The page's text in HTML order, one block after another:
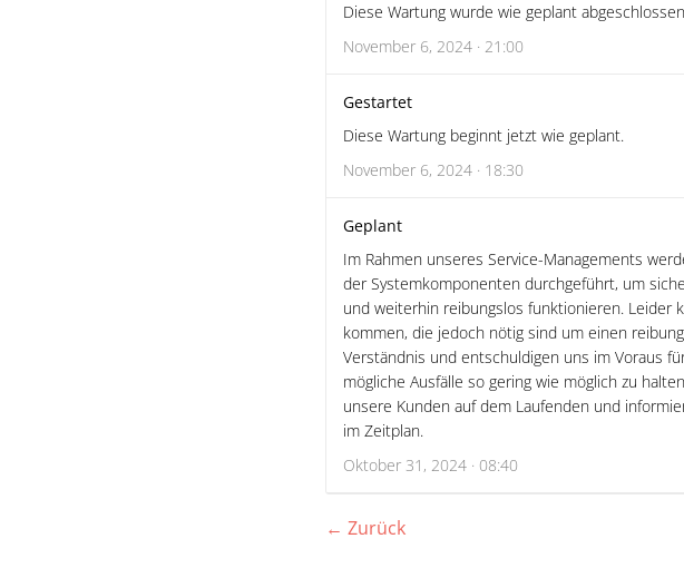
Diese Wartung wurde wie geplant
November 6, 2024 · 21:00
Gestartet
Diese Wartung beginnt jetzt wie geplant.
November 6, 2024 · 18:30
Geplant
Im Rahmen unseres Service-Managements
der Systemkomponenten durchgeführt, um
und weiterhin reibungslos funktionieren. Leider
kommen, die jedoch nötig sind um einen
Verständnis und entschuldigen uns im Voraus
mögliche Ausfälle so gering wie möglich zu
unsere Kunden auf dem Laufenden und
im Zeitplan.
Oktober 31, 2024 · 08:40
← Zurück